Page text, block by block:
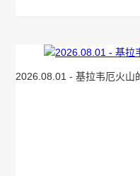
2026.08.01 - 基拉韦厄火山